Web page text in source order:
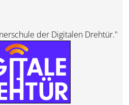
der Digitalen Drehtür."